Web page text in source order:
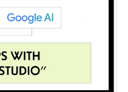
建一个Name为
id值的Actions secret。
创建应用
和AgentId，创建分别